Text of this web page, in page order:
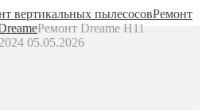
вертикальных пылесосовРемонт
Ремонт Dreame H11
05.05.2026